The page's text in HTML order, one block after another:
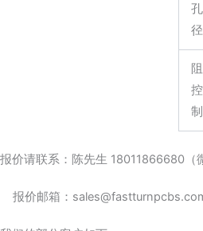
孔
径
控
制
报价请联系：陈先生 18011866680（
报价邮箱：